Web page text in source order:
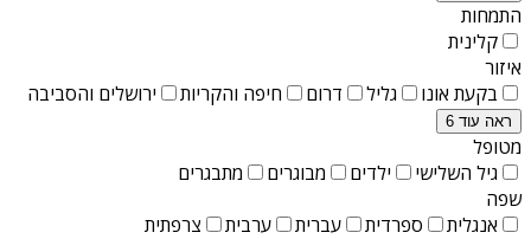
התמחות
קלינית
איזור
בקעת אונו
גליל דרום חיפה והקריות ירושלים והסביבה
ראה עוד 6
מטופל
גיל השלישי
ילדים מבוגרים
מתבגרים
שפה
אנגלית
ספרדית עברית ערבית צרפתית